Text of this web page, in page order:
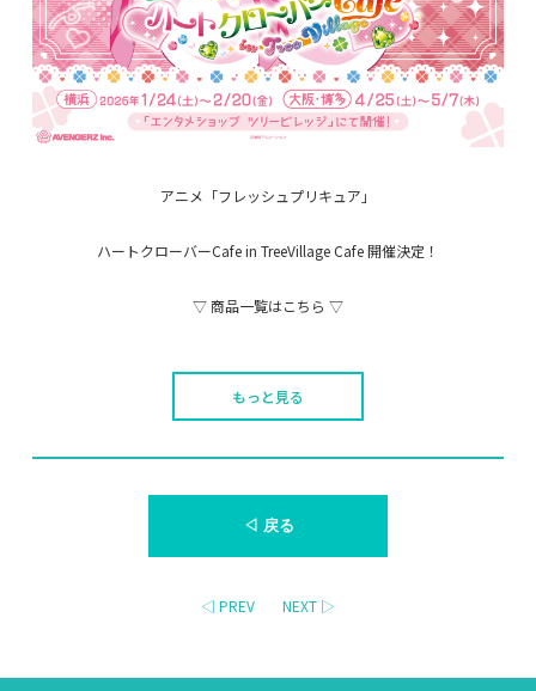
アニメ「フレッシュプリキュア」
ハートクローバーCafe in TreeVillage Cafe 開催決定！
▽ 商品一覧はこちら ▽
もっと見る
◁ 戻る
◁ PREV NEXT ▷